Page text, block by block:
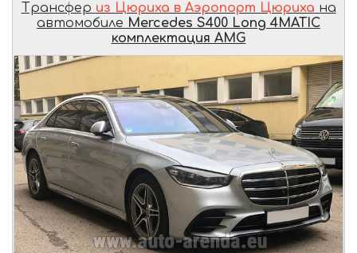
Трансфер из Цюриха в Аэропорт Цюриха на
автомобиле Mercedes S400 Long 4MATIC
комплектация AMG